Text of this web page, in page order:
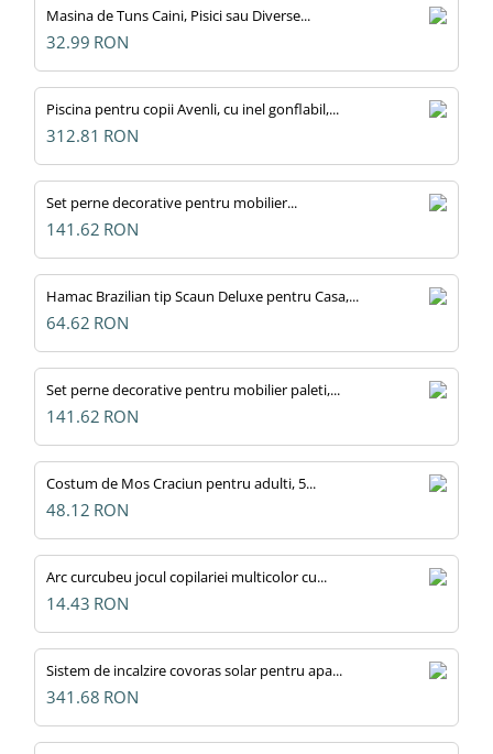
Masina de Tuns Caini, Pisici sau Diverse...
32.99 RON
Piscina pentru copii Avenli, cu inel gonflabil,...
312.81 RON
Set perne decorative pentru mobilier...
141.62 RON
Hamac Brazilian tip Scaun Deluxe pentru Casa,...
64.62 RON
Set perne decorative pentru mobilier paleti,...
141.62 RON
Costum de Mos Craciun pentru adulti, 5...
48.12 RON
Arc curcubeu jocul copilariei multicolor cu...
14.43 RON
Sistem de incalzire covoras solar pentru apa...
341.68 RON